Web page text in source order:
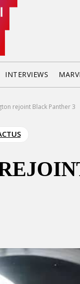
INTERVIEWS
rejoint Black Panther 3